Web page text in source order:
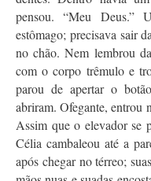
pensou. “Meu Deus.”
estômago; precisava sair
no chão. Nem lembrou
com o corpo trêmulo e
parou de apertar o
abriram. Ofegante, entrou
Assim que o elevador se
Célia cambaleou até a
após chegar no térreo;